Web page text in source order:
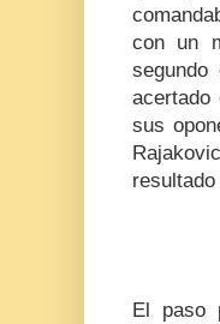
con un
acertado
sus
El paso